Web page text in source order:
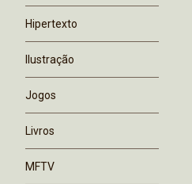
Hipertexto
Ilustração
Jogos
Livros
MFTV